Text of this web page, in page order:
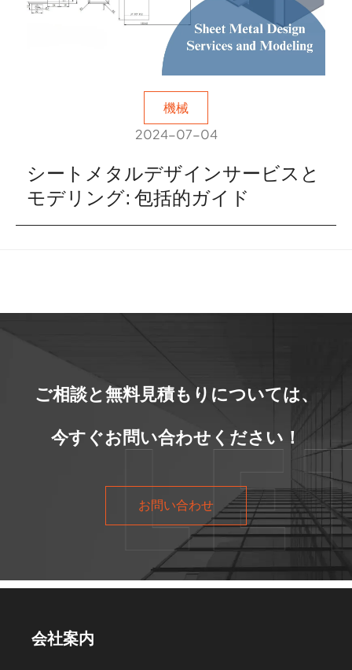
機械
2024-07-04
シートメタルデザインサービスと
モデリング: 包括的ガイド
ご相談と無料見積もりについては、
今すぐお問い合わせください！
お問い合わせ
会社案内